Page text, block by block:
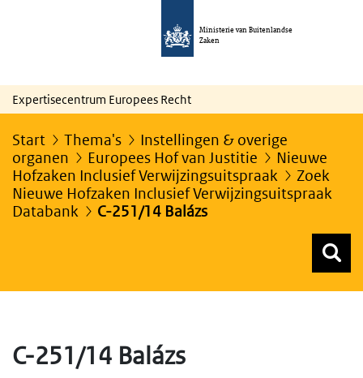
Ministerie van Buitenlandse
Zaken
Expertisecentrum Europees Recht
Start Thema's
Instellingen & overige
organen
Europees Hof van Justitie
Nieuwe
Hofzaken Inclusief Verwijzingsuitspraak
Zoek
Nieuwe Hofzaken Inclusief Verwijzingsuitspraak
Databank
C-251/14 Balázs
C-251/14 Balázs